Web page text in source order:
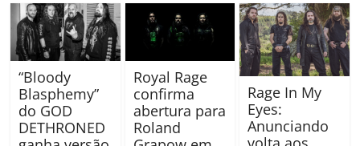
“Bloody
Blasphemy”
do GOD
DETHRONED
Royal Rage
confirma
abertura para
Roland
Rage In My
Eyes:
Anunciando